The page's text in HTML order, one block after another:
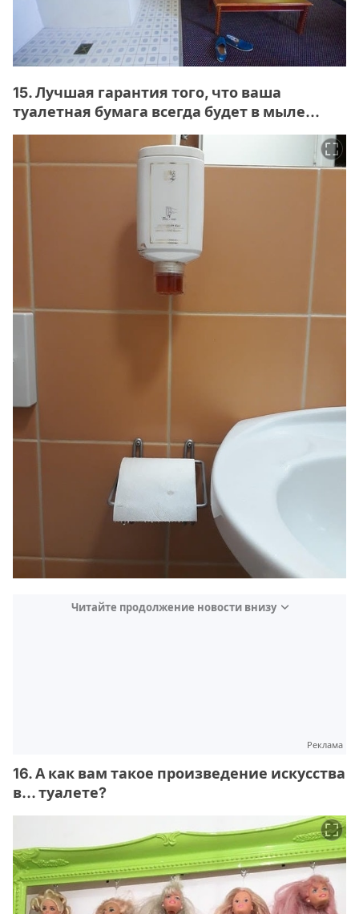
15. Лучшая гарантия того, что ваша
туалетная бумага всегда будет в мыле...
Читайте продолжение новости внизу
Реклама
16. А как вам такое произведение искусства
в... туалете?